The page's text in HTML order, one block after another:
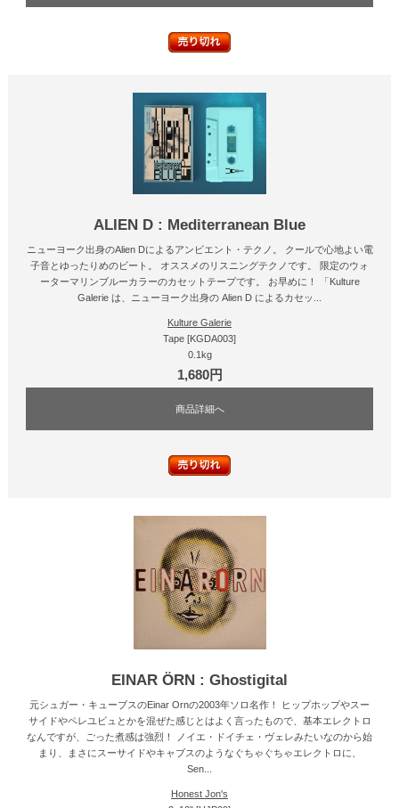
ALIEN D : Mediterranean Blue
ニューヨーク出身のAlien Dによるアンビエント・テクノ。 クールで心地よい電
子音とゆったりめのビート。 オススメのリスニングテクノです。 限定のウォ
ーターマリンブルーカラーのカセットテープです。 お早めに！ 「Kulture
Galerie は、ニューヨーク出身の Alien D によるカセッ...
Kulture Galerie
Tape [KGDA003]
0.1kg
1,680円
商品詳細へ
EINAR ÖRN : Ghostigital
元シュガー・キューブスのEinar Ornの2003年ソロ名作！ ヒップホップやスー
サイドやペレユビュとかを混ぜた感じとはよく言ったもので、基本エレクトロ
なんですが、ごった煮感は強烈！ ノイエ・ドイチェ・ヴェレみたいなのから始
まり、まさにスーサイドやキャブスのようなぐちゃぐちゃエレクトロに、
Sen...
Honest Jon's